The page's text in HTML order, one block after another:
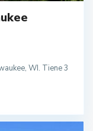
WI. Tiene 3